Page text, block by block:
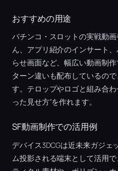
おすすめの用途
パチンコ・スロットの実戦動
ん、アプリ紹介のインサート
らせ画面など、幅広い動画制
ターン違いも配布しているの
す。テロップやロゴと組み合
った見せ方”を作れます。
SF動画制作での活用例
デバイス3DCGは近未来ガジェ
ム投影される端末として活用